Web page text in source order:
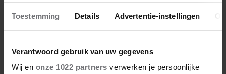
Toestemming Details Advertentie-instellingen
Verantwoord gebruik van uw gegevens
Wij en onze 1022 partners verwerken je persoonlijke